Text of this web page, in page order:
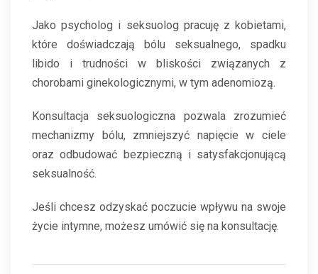
Jako psycholog i seksuolog pracuję z kobietami,
które doświadczają bólu seksualnego, spadku
libido i trudności w bliskości związanych z
chorobami ginekologicznymi, w tym adenomiozą.
Konsultacja seksuologiczna pozwala zrozumieć
mechanizmy bólu, zmniejszyć napięcie w ciele
oraz odbudować bezpieczną i satysfakcjonującą
seksualność.
Jeśli chcesz odzyskać poczucie wpływu na swoje
życie intymne, możesz umówić się na konsultację.